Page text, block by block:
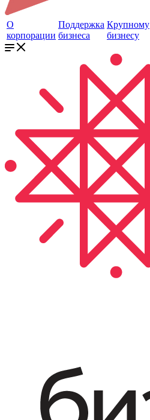
О
корпорации
Поддержка
бизнеса
Крупному
бизнесу